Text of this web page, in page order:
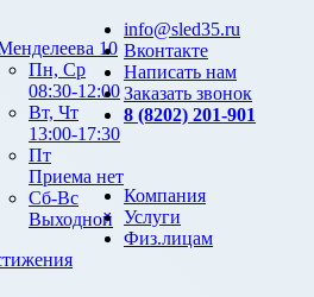
10
Пн, Ср
08:30-12:00
Вт, Чт
13:00-17:30
Пт
Приема нет
Сб-Вс
Выходной
info@sled35.ru
Вконтакте
Написать нам
Заказать звонок
8 (8202) 201-901
Компания
Услуги
Физ.лицам